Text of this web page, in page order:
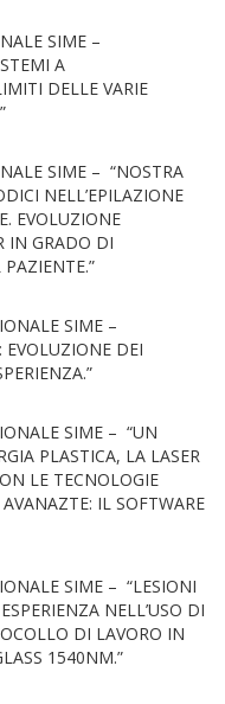
SIME –
A
DELLE VARIE
SIME – “NOSTRA
NELL’EPILAZIONE
EVOLUZIONE
IN GRADO DI
SIME –
EVOLUZIONE DEI
SIME – “UN
PLASTICA, LA LASER
LE TECNOLOGIE
IL SOFTWARE
SIME – “LESIONI
NELL’USO DI
DI LAVORO IN
1540NM.”